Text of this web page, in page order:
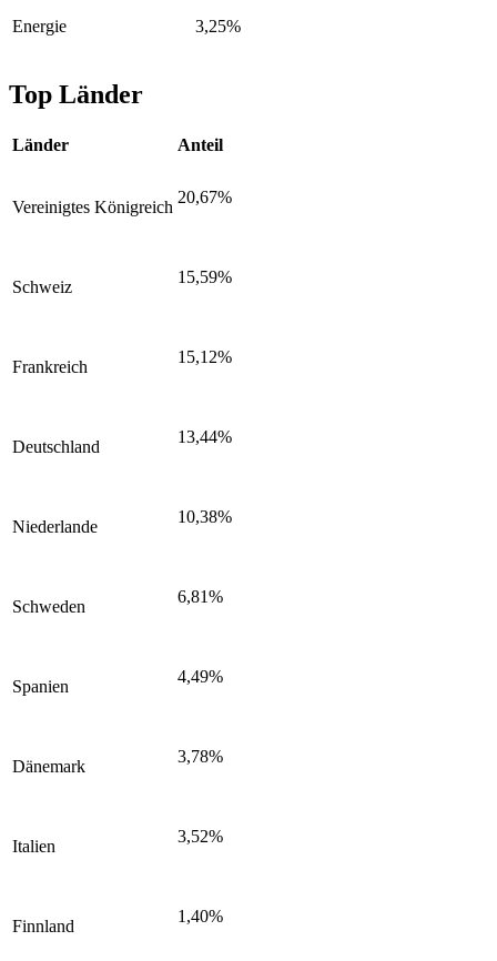
Energie 3,25%
Top Länder
Länder Anteil
Vereinigtes Königreich
20,67%
Schweiz
15,59%
Frankreich
15,12%
Deutschland
13,44%
Niederlande
10,38%
Schweden
6,81%
Spanien
4,49%
Dänemark
3,78%
Italien
3,52%
Finnland
1,40%